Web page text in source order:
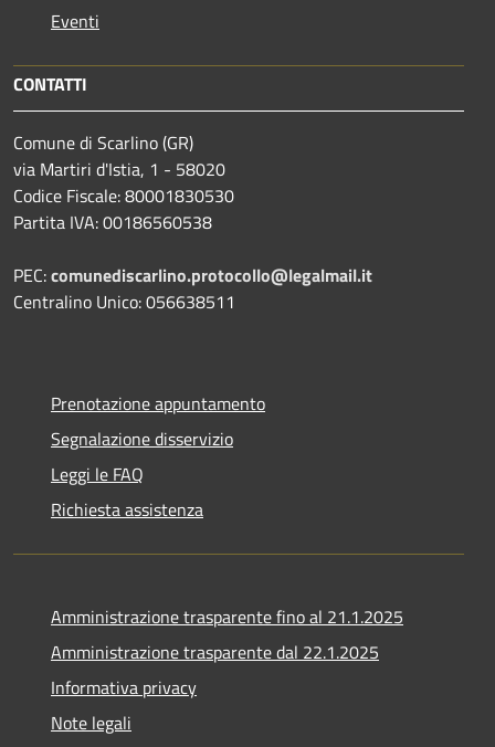
Eventi
CONTATTI
Comune di Scarlino (GR)
via Martiri d'Istia, 1 - 58020
Codice Fiscale: 80001830530
Partita IVA: 00186560538
PEC:comunediscarlino.protocollo@legalmail.it
Centralino Unico: 056638511
Prenotazione appuntamento
Segnalazione disservizio
Leggi le FAQ
Richiesta assistenza
Amministrazione trasparente fino al 21.1.2025
Amministrazione trasparente dal 22.1.2025
Informativa privacy
Note legali